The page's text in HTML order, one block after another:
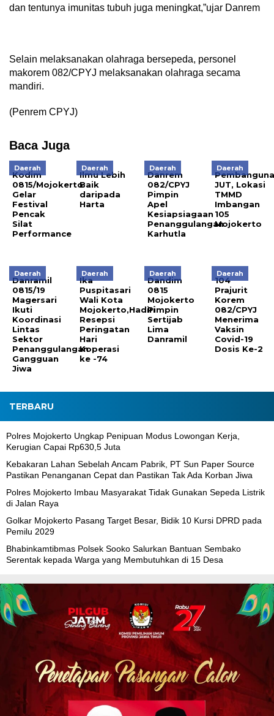
dan tentunya imunitas tubuh juga meningkat,”ujar Danrem
Selain melaksanakan olahraga bersepeda, personel
makorem 082/CPYJ melaksanakan olahraga secama
mandiri.
(Penrem CPYJ)
Baca Juga
Daerah
Kodim
0815/Mojokerto
Gelar
Festival
Pencak
Silat
Performance
Daerah
Ilmu Lebih
Baik
daripada
Harta
Daerah
Danrem
082/CPYJ
Pimpin
Apel
Kesiapsiagaan
Penanggulangan
Karhutla
Daerah
JUT, Lokasi
TMMD
Imbangan
105
Mojokerto
Daerah
Danramil
0815/19
Magersari
Ikuti
Koordinasi
Lintas
Sektor
Penanggulangan
Gangguan
Jiwa
Daerah
Ika
Puspitasari
Wali Kota
Mojokerto,Hadiri
Resepsi
Peringatan
Hari
Koperasi
ke -74
Daerah
Dandim
0815
Mojokerto
Pimpin
Sertijab
Lima
Danramil
Daerah
104
Prajurit
Korem
082/CPYJ
Menerima
Vaksin
Covid-19
Dosis Ke-2
TERBARU
Polres Mojokerto Ungkap Penipuan Modus Lowongan Kerja,
Kerugian Capai Rp630,5 Juta
Kebakaran Lahan Sebelah Ancam Pabrik, PT Sun Paper Source
Pastikan Penanganan Cepat dan Pastikan Tak Ada Korban Jiwa
Polres Mojokerto Imbau Masyarakat Tidak Gunakan Sepeda Listrik
di Jalan Raya
Golkar Mojokerto Pasang Target Besar, Bidik 10 Kursi DPRD pada
Pemilu 2029
Bhabinkamtibmas Polsek Sooko Salurkan Bantuan Sembako
Serentak kepada Warga yang Membutuhkan di 15 Desa